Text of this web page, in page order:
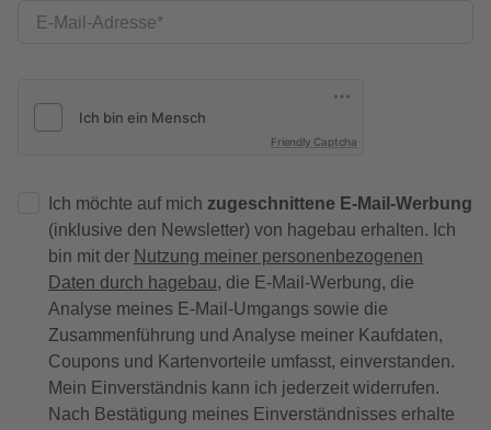
E-Mail-Adresse
Friendly Captcha
Ich möchte auf mich zugeschnittene E-Mail-Werbung
(inklusive den Newsletter) von hagebau erhalten. Ich
bin mit der Nutzung meiner personenbezogenen
Daten durch hagebau, die E-Mail-Werbung, die
Analyse meines E-Mail-Umgangs sowie die
Zusammenführung und Analyse meiner Kaufdaten,
Coupons und Kartenvorteile umfasst, einverstanden.
Mein Einverständnis kann ich jederzeit widerrufen.
Nach Bestätigung meines Einverständnisses erhalte